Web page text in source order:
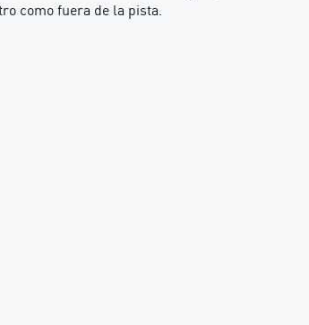
como fuera de la pista.